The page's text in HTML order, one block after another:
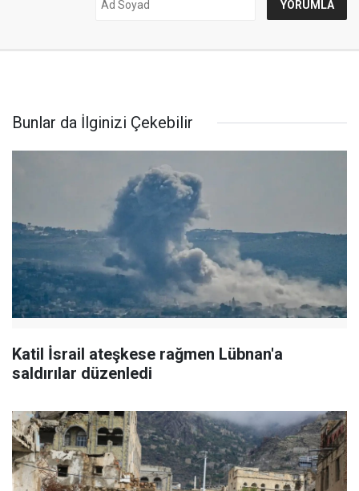
Bunlar da İlginizi Çekebilir
Katil İsrail ateşkese rağmen Lübnan'a
saldırılar düzenledi